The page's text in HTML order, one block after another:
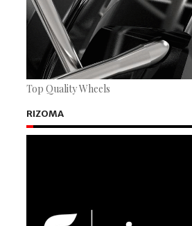
Top Quality Wheels
RIZOMA